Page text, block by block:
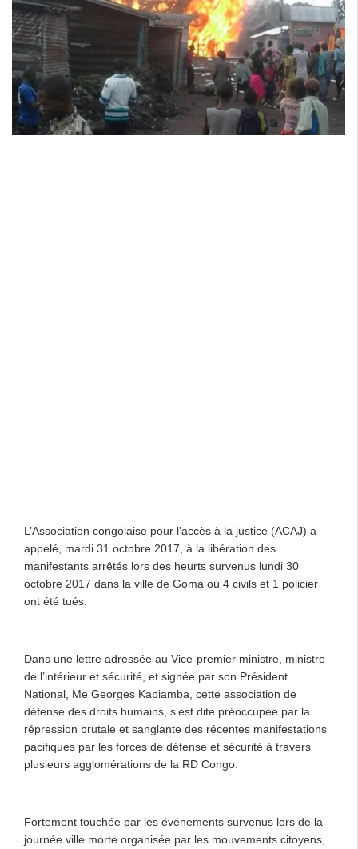
L’Association congolaise pour l’accès à la justice (ACAJ) a
appelé, mardi 31 octobre 2017, à la libération des
manifestants arrêtés lors des heurts survenus lundi 30
octobre 2017 dans la ville de Goma où 4 civils et 1 policier
ont été tués.
Dans une lettre adressée au Vice-premier ministre, ministre
de l’intérieur et sécurité, et signée par son Président
National, Me Georges Kapiamba, cette association de
défense des droits humains, s’est dite préoccupée par la
répression brutale et sanglante des récentes manifestations
pacifiques par les forces de défense et sécurité à travers
plusieurs agglomérations de la RD Congo.
Fortement touchée par les événements survenus lors de la
journée ville morte organisée par les mouvements citoyens,